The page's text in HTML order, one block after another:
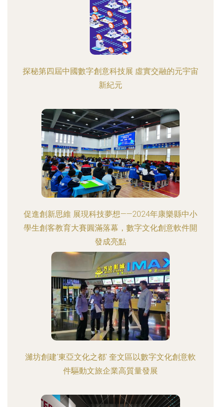
探秘第四屆中國數字創意科技展 虛實交融的元宇宙
新紀元
促進創新思維 展現科技夢想——2024年康樂縣中小
學生創客教育大賽圓滿落幕，數字文化創意軟件開
發成亮點
濰坊創建'東亞文化之都' 奎文區以數字文化創意軟
件驅動文旅企業高質量發展